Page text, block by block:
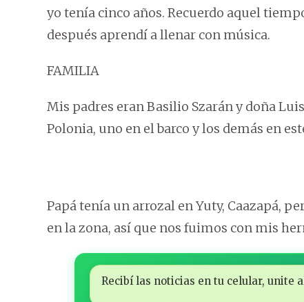
yo tenía cinco años. Recuerdo aquel
después aprendí a llenar con música.
FAMILIA
Mis padres eran Basilio Szarán y doña
Polonia, uno en el barco y los demás en
Papá tenía un arrozal en Yuty, Caazapá,
en la zona, así que nos fuimos con mis
Recibí las noticias en tu celular, unite